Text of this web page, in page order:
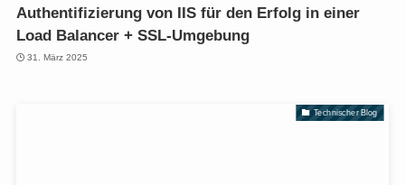
Authentifizierung von IIS für den Erfolg in einer
Load Balancer + SSL-Umgebung
31. März 2025
Technischer Blog